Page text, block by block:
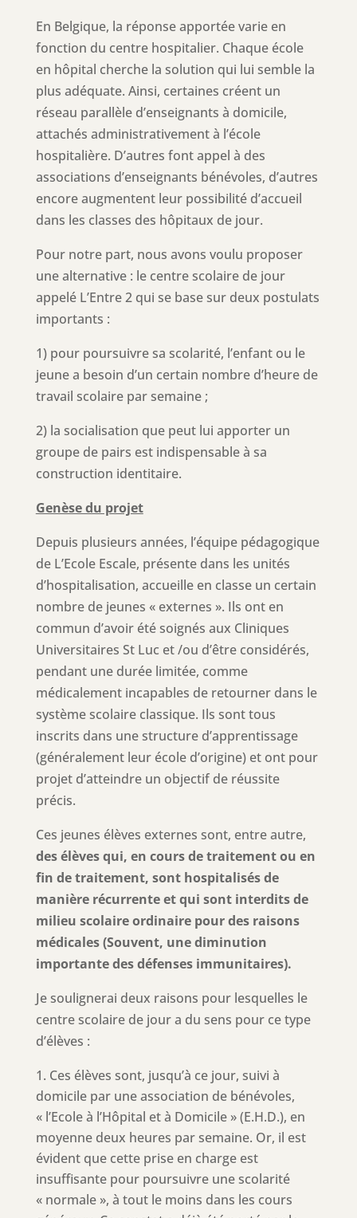
En Belgique, la réponse apportée varie en
fonction du centre hospitalier. Chaque école
en hôpital cherche la solution qui lui semble la
plus adéquate. Ainsi, certaines créent un
réseau parallèle d’enseignants à domicile,
attachés administrativement à l’école
hospitalière. D’autres font appel à des
associations d’enseignants bénévoles, d’autres
encore augmentent leur possibilité d’accueil
dans les classes des hôpitaux de jour.
Pour notre part, nous avons voulu proposer
une alternative : le centre scolaire de jour
appelé L’Entre 2 qui se base sur deux postulats
importants :
1) pour poursuivre sa scolarité, l’enfant ou le
jeune a besoin d’un certain nombre d’heure de
travail scolaire par semaine ;
2) la socialisation que peut lui apporter un
groupe de pairs est indispensable à sa
construction identitaire.
Genèse du projet
Depuis plusieurs années, l’équipe pédagogique
de L’Ecole Escale, présente dans les unités
d’hospitalisation, accueille en classe un certain
nombre de jeunes « externes ». Ils ont en
commun d’avoir été soignés aux Cliniques
Universitaires St Luc et /ou d’être considérés,
pendant une durée limitée, comme
médicalement incapables de retourner dans le
système scolaire classique. Ils sont tous
inscrits dans une structure d’apprentissage
(généralement leur école d’origine) et ont pour
projet d’atteindre un objectif de réussite
précis.
Ces jeunes élèves externes sont, entre autre,
des élèves qui, en cours de traitement ou en
fin de traitement, sont hospitalisés de
manière récurrente et qui sont interdits de
milieu scolaire ordinaire pour des raisons
médicales (Souvent, une diminution
importante des défenses immunitaires).
Je soulignerai deux raisons pour lesquelles le
centre scolaire de jour a du sens pour ce type
d’élèves :
Ces élèves sont, jusqu’à ce jour, suivi à
domicile par une association de bénévoles,
« l’Ecole à l’Hôpital et à Domicile » (E.H.D.), en
moyenne deux heures par semaine. Or, il est
évident que cette prise en charge est
insuffisante pour poursuivre une scolarité
« normale », à tout le moins dans les cours